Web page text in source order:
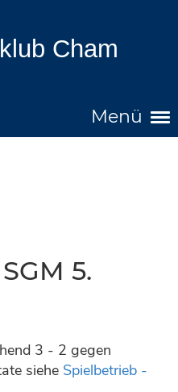
Cham
Menü
5.
3 - 2 gegen
siehe Spielbetrieb -